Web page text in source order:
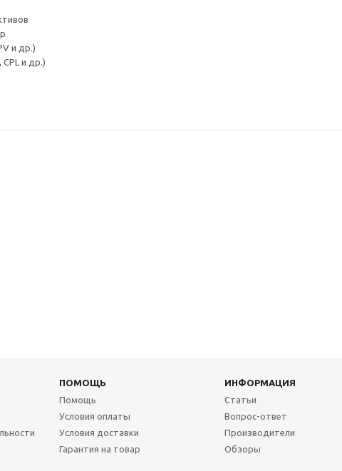
и др.)
и др.)
ПОМОЩЬ
ИНФОРМАЦИЯ
Помощь
Условия оплаты
Условия доставки
Гарантия на товар
Статьи
Вопрос-ответ
Производители
Обзоры